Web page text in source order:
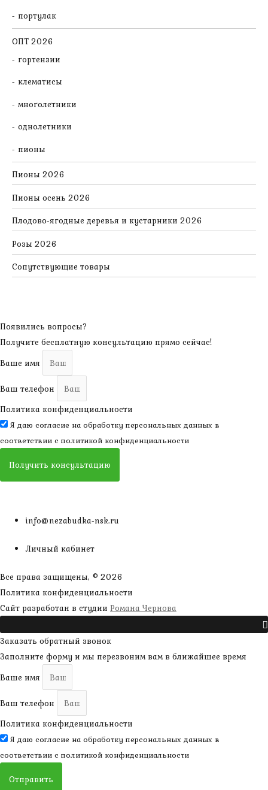
портулак
ОПТ 2026
гортензии
клематисы
многолетники
однолетники
пионы
Пионы 2026
Пионы осень 2026
Плодово-ягодные деревья и кустарники 2026
Розы 2026
Сопутствующие товары
Появились вопросы?
Получите бесплатную консультацию прямо сейчас!
Ваше имя
Ваш телефон
Политика конфиденциальности
Я даю согласие на обработку персональных данных в
соответствии с политикой конфиденциальности
Получить консультацию
info@nezabudka-nsk.ru
Личный кабинет
Все права защищены, © 2026
Политика конфиденциальности
Сайт разработан в студии Романа Чернова
Заказать обратный звонок
Заполните форму и мы перезвоним вам в ближайшее время
Ваше имя
Ваш телефон
Политика конфиденциальности
Я даю согласие на обработку персональных данных в
соответствии с политикой конфиденциальности
Отправить